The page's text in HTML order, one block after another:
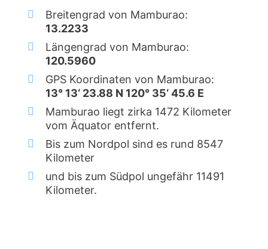
Breitengrad von Mamburao:
13.2233
Längengrad von Mamburao:
120.5960
GPS Koordinaten von Mamburao:
13° 13‘ 23.88 N 120° 35‘ 45.6 E
Mamburao liegt zirka 1472 Kilometer
vom Äquator entfernt.
Bis zum Nordpol sind es rund 8547
Kilometer
und bis zum Südpol ungefähr 11491
Kilometer.